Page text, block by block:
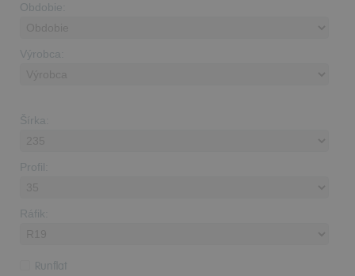
Obdobie:
Výrobca:
Šírka:
Profil:
Ráfik:
Runflat